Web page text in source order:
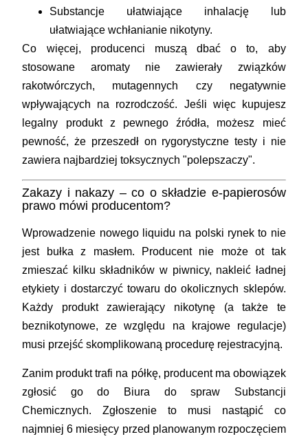
Substancje ułatwiające inhalacjęlub
ułatwiające wchłanianie nikotyny.
Co więcej, producenci muszą dbać o to, aby
stosowane aromaty nie zawierały związków
rakotwórczych, mutagennych czy negatywnie
wpływających na rozrodczość. Jeśli więc kupujesz
legalny produkt z pewnego źródła, możesz mieć
pewność, że przeszedł on rygorystyczne testy i nie
zawiera najbardziej toksycznych "polepszaczy".
Zakazy i nakazy – co o składzie e-papierosów
prawo mówi producentom?
Wprowadzenie nowego liquidu na polski rynek to nie
jest bułka z masłem. Producent nie może ot tak
zmieszać kilku składników w piwnicy, nakleić ładnej
etykiety i dostarczyć towaru do okolicznych sklepów.
Każdy produkt zawierający nikotynę (a także te
beznikotynowe, ze względu na krajowe regulacje)
musi przejść skomplikowaną procedurę rejestracyjną.
Zanim produkt trafi na półkę, producent ma obowiązek
zgłosić go do Biura do spraw Substancji
Chemicznych. Zgłoszenie to musi nastąpić co
najmniej6 miesięcy przed planowanym rozpoczęciem